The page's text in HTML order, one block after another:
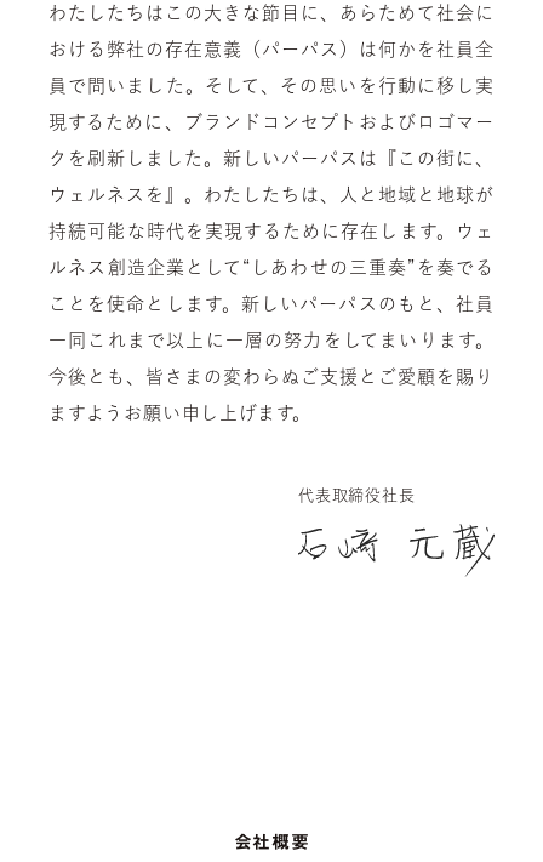
わたしたちはこの大きな節目に、あらためて社会に
おける弊社の存在意義（パーパス）は何かを社員全
員で問いました。そして、その思いを行動に移し実
現するために、ブランドコンセプトおよびロゴマー
クを刷新しました。新しいパーパスは『この街に、
ウェルネスを』。わたしたちは、人と地域と地球が
持続可能な時代を実現するために存在します。ウェ
ルネス創造企業として“しあわせの三重奏”を奏でる
ことを使命とします。新しいパーパスのもと、社員
一同これまで以上に一層の努力をしてまいります。
今後とも、皆さまの変わらぬご支援とご愛顧を賜り
ますようお願い申し上げます。
代表取締役社長
会社概要